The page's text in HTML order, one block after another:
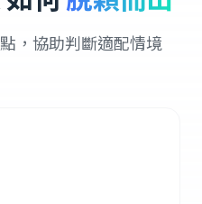
，協助判斷適配情境